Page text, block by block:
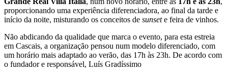
proporcionando uma experiência diferenciadora, ao final da tarde e
início da noite, misturando os conceitos de sunsete feira de vinhos.
Não abdicando da qualidade que marca o evento, para esta estreia
em Cascais, a organização pensou num modelo diferenciado, com
um horário mais adaptado ao verão, das 17h às 23h. De acordo com
o fundador e responsável, Luís Gradíssimo